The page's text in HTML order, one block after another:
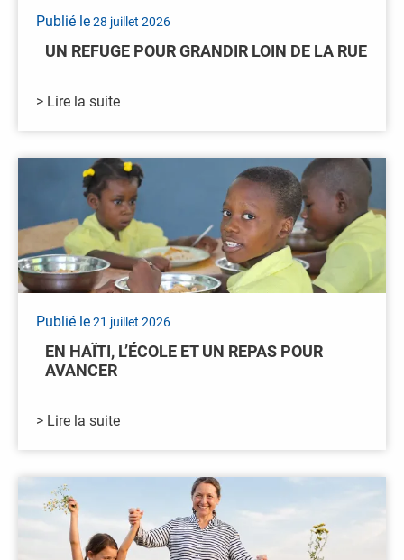
Publié le28 juillet 2026
UN REFUGE POUR GRANDIR LOIN DE LA RUE
> Lire la suite
Publié le21 juillet 2026
EN HAÏTI, L’ÉCOLE ET UN REPAS POUR
AVANCER
> Lire la suite